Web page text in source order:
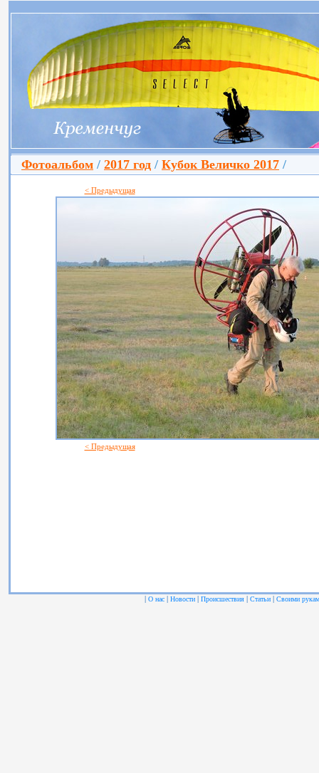
Фотоальбом / 2017 год / Кубок Величко 2017 /
< Предыдущая
< Предыдущая
| О нас | Новости | Происшествия | Статьи | Своими